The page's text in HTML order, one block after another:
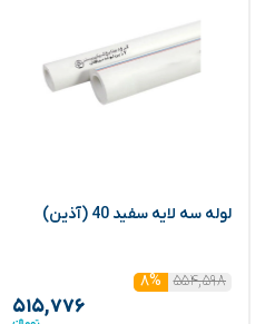
لوله سه لایه سفید 40 (آذین)
۵۵۴,۵۹۸ ۸%
۵۱۵,۷۷۶